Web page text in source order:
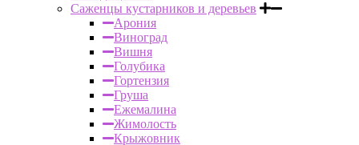
Саженцы кустарников и деревьев
Арония
Виноград
Вишня
Голубика
Гортензия
Груша
Ежемалина
Жимолость
Крыжовник